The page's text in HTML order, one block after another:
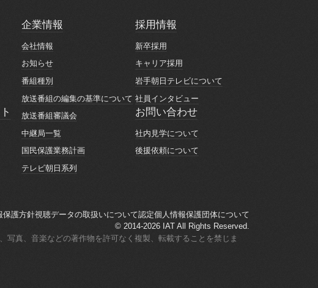
企業情報
企業情報
会社情報
会社情報
お知らせ
お知らせ
番組種別
番組種別
放送番組の編集の基準について
放送番組の編集の基準について
放送番組審議会
放送番組審議会
中継局一覧
中継局一覧
国民保護業務計画
国民保護業務計画
テレビ朝日系列
採用情報
採用情報
新卒採用
キャリア採用
キャリア採用
岩手朝日テレビについて
岩手朝日テレビについて
社員インタビュー
社員インタビュー
お問い合わせ
お問い合わせ
社内見学について
社内見学について
後援依頼について
保護方針視聴データの取扱いについて
視聴データの取扱いについて
認定個人情報保護団体について
認定個人情報保護団体について
© 2014-2026 IAT All Rights Reserved.
真、音楽などの著作物を許可なく複製、転載することを禁じま